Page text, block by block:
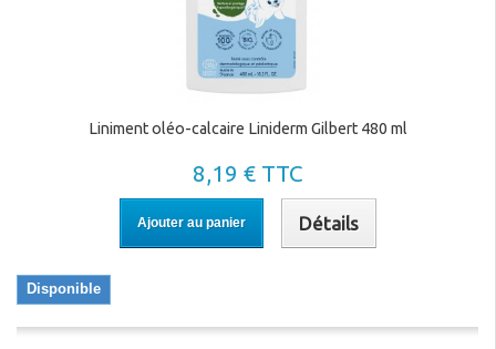
Liniment oléo-calcaire Liniderm Gilbert 480 ml
8,19 € TTC
Ajouter au panier Détails
Disponible